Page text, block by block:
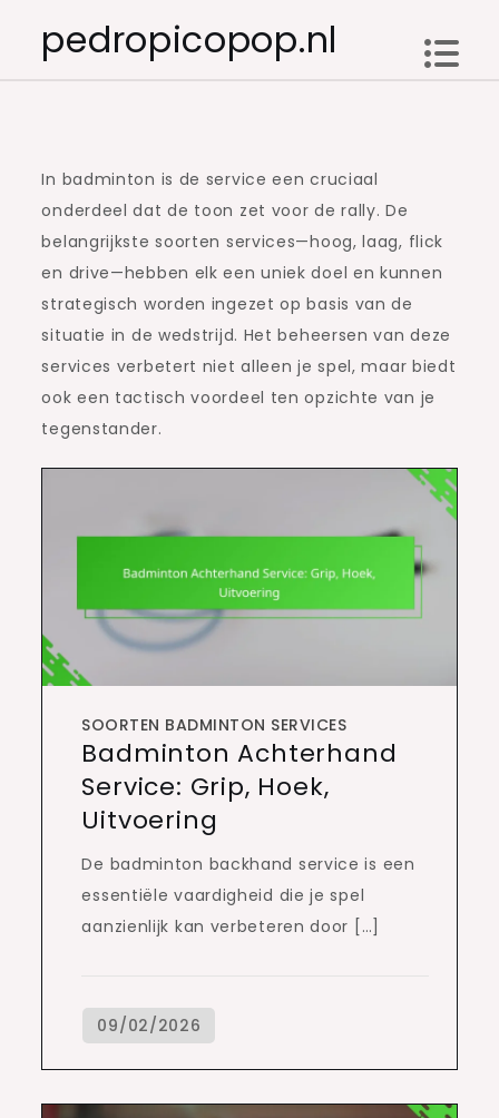
pedropicopop.nl
In badminton is de service een cruciaal
onderdeel dat de toon zet voor de rally. De
belangrijkste soorten services—hoog, laag, flick
en drive—hebben elk een uniek doel en kunnen
strategisch worden ingezet op basis van de
situatie in de wedstrijd. Het beheersen van deze
services verbetert niet alleen je spel, maar biedt
ook een tactisch voordeel ten opzichte van je
tegenstander.
SOORTEN BADMINTON SERVICES
Badminton Achterhand
Service: Grip, Hoek,
Uitvoering
De badminton backhand service is een
essentiële vaardigheid die je spel
aanzienlijk kan verbeteren door […]